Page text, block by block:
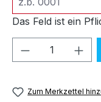
Das Feld ist ein
Produkt
Zum Merkzettel